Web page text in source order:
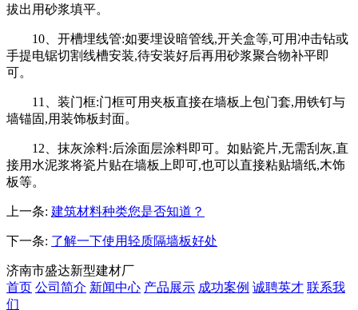
拔出用砂浆填平。
10、开槽埋线管:如要埋设暗管线,开关盒等,可用冲击钻或
手提电锯切割线槽安装,待安装好后再用砂浆聚合物补平即
可。
11、装门框:门框可用夹板直接在墙板上包门套,用铁钉与
墙锚固,用装饰板封面。
12、抹灰涂料:后涂面层涂料即可。如贴瓷片,无需刮灰,直
接用水泥浆将瓷片贴在墙板上即可,也可以直接粘贴墙纸,木饰
板等。
上一条: 建筑材料种类您是否知道？
下一条: 了解一下使用轻质隔墙板好处
济南市盛达新型建材厂
首页 公司简介 新闻中心 产品展示 成功案例 诚聘英才 联系我
们